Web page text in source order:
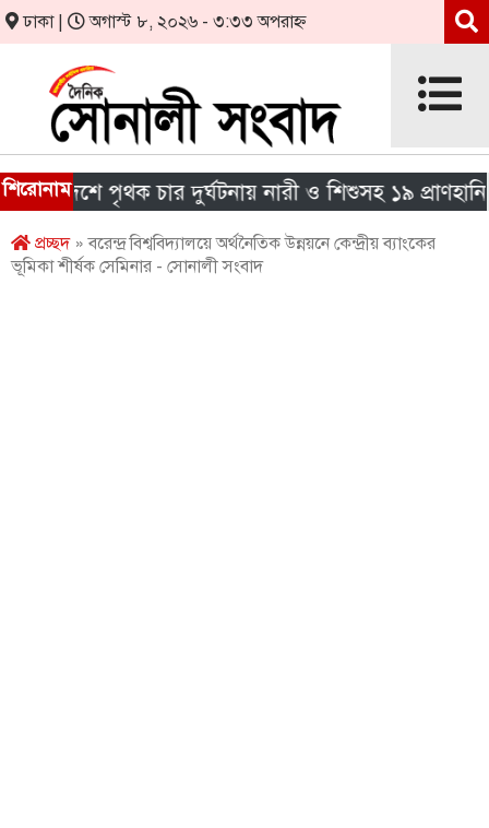
ঢাকা | অগাস্ট ৮, ২০২৬ - ৩:৩৩ অপরাহ্ন
শিরোনাম
দেশে পৃথক চার দুর্ঘটনায় নারী ও শিশুসহ ১৯ প্রাণহানি
প্রচ্ছদ» বরেন্দ্র বিশ্ববিদ্যালয়ে অর্থনৈতিক উন্নয়নে কেন্দ্রীয় ব্যাংকের
ভূমিকা শীর্ষক সেমিনার - সোনালী সংবাদ